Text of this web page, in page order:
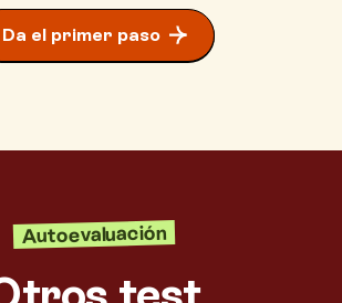
Da el primer paso
Autoevaluación